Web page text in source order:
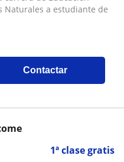
Naturales a estudiante de
Contactar
1ª clase gratis